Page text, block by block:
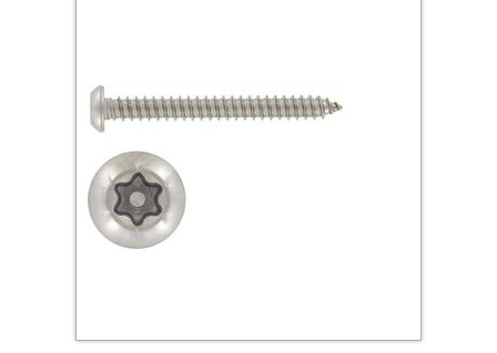
Крюки, кольца с метрической резьбой
Крюки, кольца с шурупной резьбой
Оснастка и аксессуары для яхт